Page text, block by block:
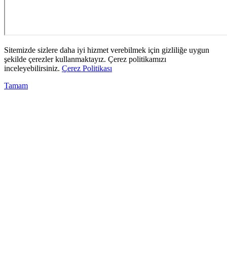
Sitemizde sizlere daha iyi hizmet verebilmek için gizliliğe uygun
şekilde çerezler kullanmaktayız. Çerez politikamızı
inceleyebilirsiniz. Çerez Politikası
Tamam